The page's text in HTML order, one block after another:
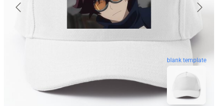
blank template